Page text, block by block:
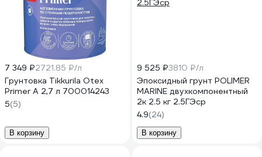
7 349 ₽2721.85 ₽/л
Грунтовка Tikkurila Otex
Primer А 2,7 л 700014243
5(5)
В корзину
9 525 ₽3810 ₽/л
Эпоксидный грунт POLIMER
MARINE двухкомпонентный
2к 2.5 кг 2.5ГЭср
4.9(24)
В корзину